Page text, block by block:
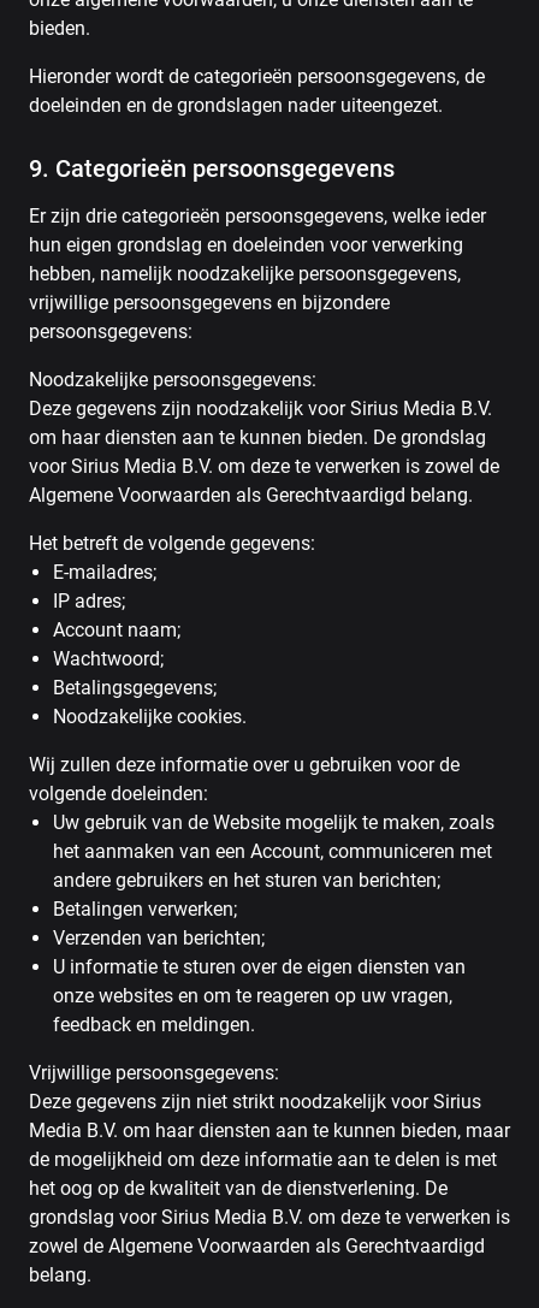
bieden.
Hieronder wordt de categorieën persoonsgegevens, de
doeleinden en de grondslagen nader uiteengezet.
9. Categorieën persoonsgegevens
Er zijn drie categorieën persoonsgegevens, welke ieder
hun eigen grondslag en doeleinden voor verwerking
hebben, namelijk noodzakelijke persoonsgegevens,
vrijwillige persoonsgegevens en bijzondere
persoonsgegevens:
Noodzakelijke persoonsgegevens:
Deze gegevens zijn noodzakelijk voor Sirius Media B.V.
om haar diensten aan te kunnen bieden. De grondslag
voor Sirius Media B.V. om deze te verwerken is zowel de
Algemene Voorwaarden als Gerechtvaardigd belang.
Het betreft de volgende gegevens:
E-mailadres;
IP adres;
Account naam;
Wachtwoord;
Betalingsgegevens;
Noodzakelijke cookies.
Wij zullen deze informatie over u gebruiken voor de
volgende doeleinden:
Uw gebruik van de Website mogelijk te maken, zoals
het aanmaken van een Account, communiceren met
andere gebruikers en het sturen van berichten;
Betalingen verwerken;
Verzenden van berichten;
U informatie te sturen over de eigen diensten van
onze websites en om te reageren op uw vragen,
feedback en meldingen.
Vrijwillige persoonsgegevens:
Deze gegevens zijn niet strikt noodzakelijk voor Sirius
Media B.V. om haar diensten aan te kunnen bieden, maar
de mogelijkheid om deze informatie aan te delen is met
het oog op de kwaliteit van de dienstverlening. De
grondslag voor Sirius Media B.V. om deze te verwerken is
zowel de Algemene Voorwaarden als Gerechtvaardigd
belang.